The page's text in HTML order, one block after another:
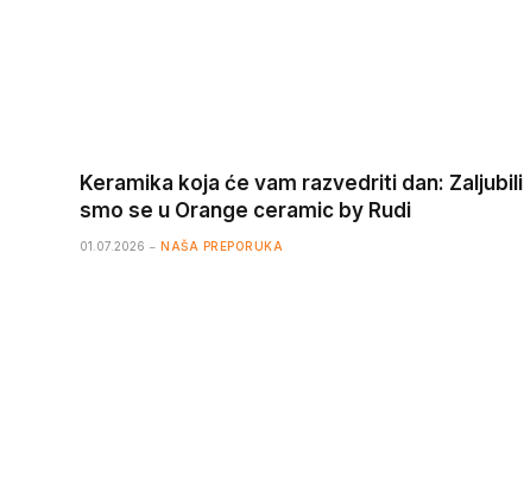
Keramika koja će vam razvedriti dan: Zaljubili
smo se u Orange ceramic by Rudi
01.07.2026 NAŠA PREPORUKA